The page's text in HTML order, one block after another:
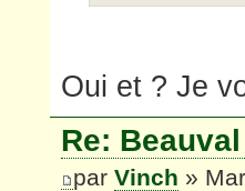
Oui et ? Je
Re:
par Vinch »